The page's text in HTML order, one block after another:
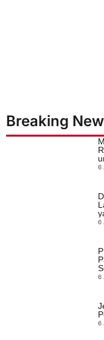
Breaking
6
6
6
6